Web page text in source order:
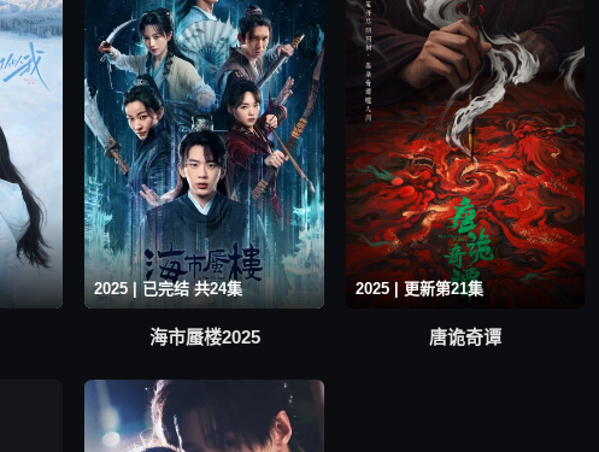
2025 | 已完结 共24集
海市蜃楼2025
2025 | 更新第21集
唐诡奇谭